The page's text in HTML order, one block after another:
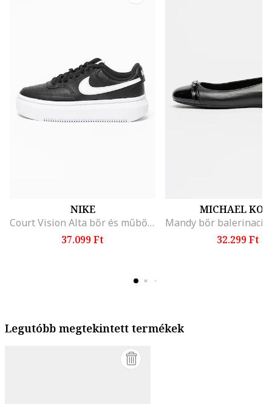
NIKE
Court Vision Alta bőr és műbőr flatform sneaker, Fehér/Fekete
37.099 Ft
MICHAEL
32.299 Ft
Legutóbb megtekintett termékek